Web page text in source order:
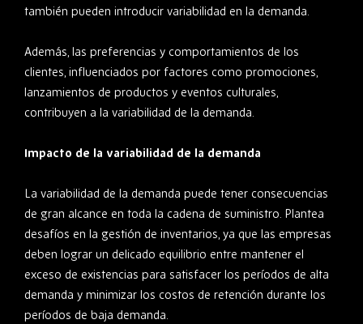
también pueden introducir variabilidad en la demanda.
Además, las preferencias y comportamientos de los
clientes, influenciados por factores como promociones,
lanzamientos de productos y eventos culturales,
contribuyen a la variabilidad de la demanda.
Impacto de la variabilidad de la demanda
La variabilidad de la demanda puede tener consecuencias
de gran alcance en toda la cadena de suministro. Plantea
desafíos en la gestión de inventarios, ya que las empresas
deben lograr un delicado equilibrio entre mantener el
exceso de existencias para satisfacer los períodos de alta
demanda y minimizar los costos de retención durante los
períodos de baja demanda.